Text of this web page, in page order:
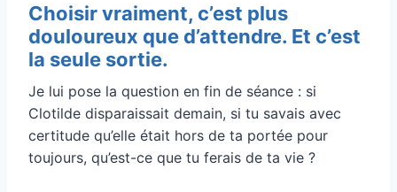
Choisir vraiment, c’est plus
douloureux que d’attendre. Et c’est
la seule sortie.
Je lui pose la question en fin de séance : si
Clotilde disparaissait demain, si tu savais avec
certitude qu’elle était hors de ta portée pour
toujours, qu’est-ce que tu ferais de ta vie ?